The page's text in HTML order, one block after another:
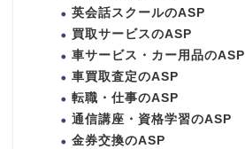
英会話スクールのASP
買取サービスのASP
車サービス・カー用品のASP
車買取査定のASP
転職・仕事のASP
通信講座・資格学習のASP
金券交換のASP